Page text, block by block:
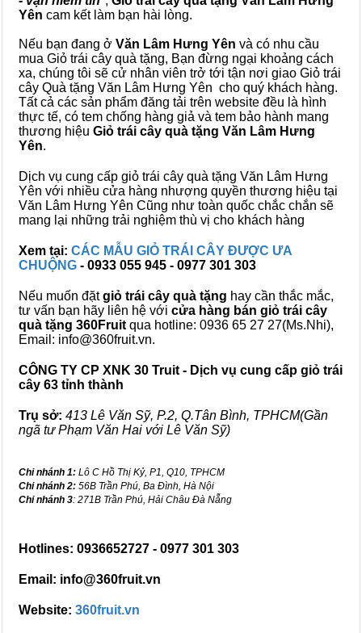
Yên cam kết làm bạn hài lòng.
Nếu bạn đang ở Văn Lâm Hưng Yên và có nhu cầu
mua Giỏ trái cây quà tặng, Bạn đừng ngại khoảng cách
xa, chúng tôi sẽ cử nhân viên trở tới tận nơi giao Giỏ trái
cây Quà tặng Văn Lâm Hưng Yên cho quý khách hàng.
Tất cả các sản phẩm đăng tải trên website đều là hình
thực tế, có tem chống hàng giả và tem bảo hành mang
thương hiệu Giỏ trái cây quà tặng Văn Lâm Hưng
Yên.
Dịch vụ cung cấp giỏ trái cây quà tặng Văn Lâm Hưng
Yên với nhiều cửa hàng nhượng quyền thương hiệu tại
Văn Lâm Hưng Yên Cũng như toàn quốc chắc chắn sẽ
mang lại những trải nghiệm thù vị cho khách hàng
Xem tại: CÁC MẪU GIỎ TRÁI CÂY ĐƯỢC ƯA
CHUỘNG - 0933 055 945 - 0977 301 303
Nếu muốn đặtgiỏ trái cây quà tặng hay cần thắc mắc,
tư vấn bạn hãy liên hệ với cửa hàng bán giỏ trái cây
quà tặng 360Fruit qua hotline: 0936 65 27 27(Ms.Nhi),
Email: info@360fruit.vn.
CÔNG TY CP XNK 30 Truit - Dịch vụ cung cấp giỏ trái
cây 63 tỉnh thành
Trụ sở: 413 Lê Văn Sỹ, P.2, Q.Tân Bình, TPHCM(Gần
ngã tư Phạm Văn Hai với Lê Văn Sỹ)
Chi nhánh 1: Lô C Hồ Thị Kỷ, P1, Q10, TPHCM
Chi nhánh 2: 56B Trần Phú, Ba Đình, Hà Nội
Chi nhánh 3: 271B Trần Phú, Hải Châu Đà Nẵng
Hotlines: 0936652727 - 0977 301 303
Email: info@360fruit.vn
Website: 360fruit.vn